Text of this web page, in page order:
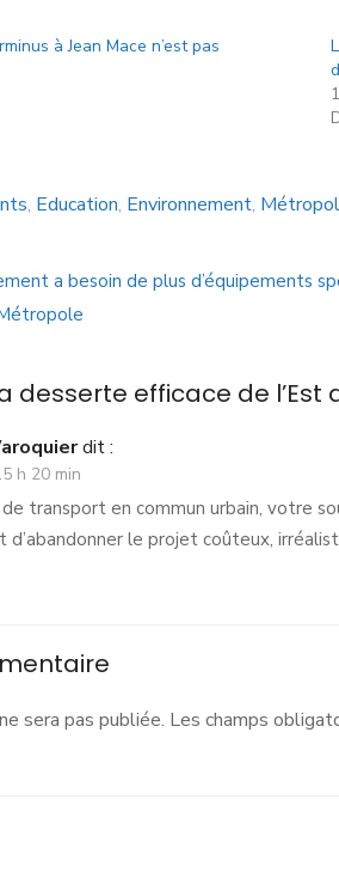
à Jean Mace n’est pas
, Education, Environnement,
a besoin de plus d’équipements
desserte efficace de
dit :
h 20 min
transport en commun urbain, votre
d’abandonner le projet coûteux,
sera pas publiée. Les champs